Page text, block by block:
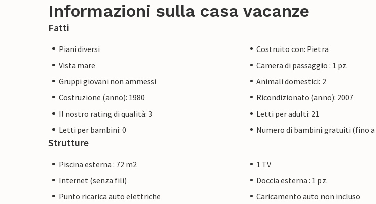
Informazioni sulla casa vacanze
Fatti
Piani diversi
Costruito con: Pietra
Vista mare
Camera di passaggio : 1 pz.
Gruppi giovani non ammessi
Animali domestici: 2
Costruzione (anno): 1980
Ricondizionato (anno): 2007
Il nostro rating di qualità: 3
Letti per adulti: 21
Letti per bambini: 0
Numero di bambini gratuiti (fino a
Strutture
Piscina esterna : 72 m2
1 TV
Internet (senza fili)
Doccia esterna : 1 pz.
Punto ricarica auto elettriche
Caricamento auto non incluso